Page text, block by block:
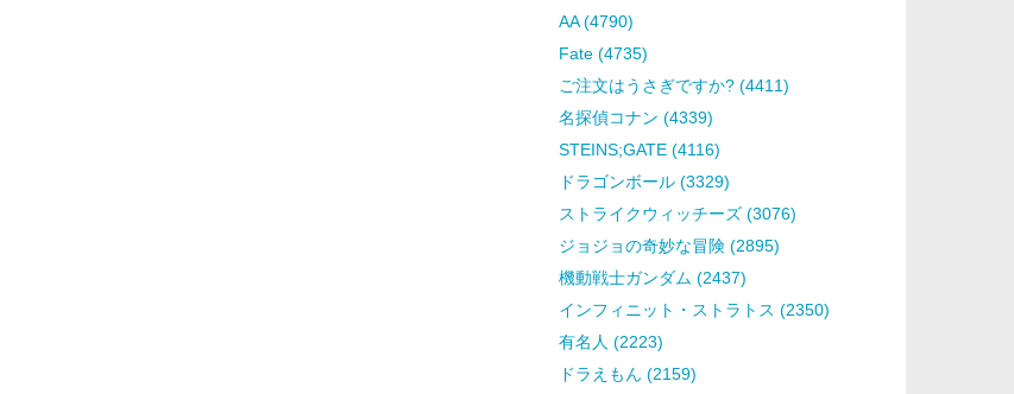
AA (4790)
Fate (4735)
ご注文はうさぎですか? (4411)
名探偵コナン (4339)
STEINS;GATE (4116)
ドラゴンボール (3329)
ストライクウィッチーズ (3076)
ジョジョの奇妙な冒険 (2895)
機動戦士ガンダム (2437)
インフィニット・ストラトス (2350)
有名人 (2223)
ドラえもん (2159)